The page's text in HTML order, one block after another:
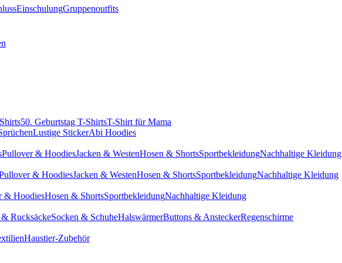
EinschulungGruppenoutfits
50. Geburtstag T-ShirtsT-Shirt für Mama
Lustige StickerAbi Hoodies
Pullover & HoodiesJacken & WestenHosen & ShortsSportbekleidungNachhaltige Kleidung
& HoodiesJacken & WestenHosen & ShortsSportbekleidungNachhaltige Kleidung
& HoodiesHosen & ShortsSportbekleidungNachhaltige Kleidung
& RucksäckeSocken & SchuheHalswärmerButtons & AnsteckerRegenschirme
Haustier-Zubehör